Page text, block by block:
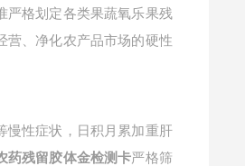
严格划定各类果蔬氧乐果残
营、净化农产品市场的硬性
慢性症状，日积月累加重肝
药残留胶体金检测卡严格筛